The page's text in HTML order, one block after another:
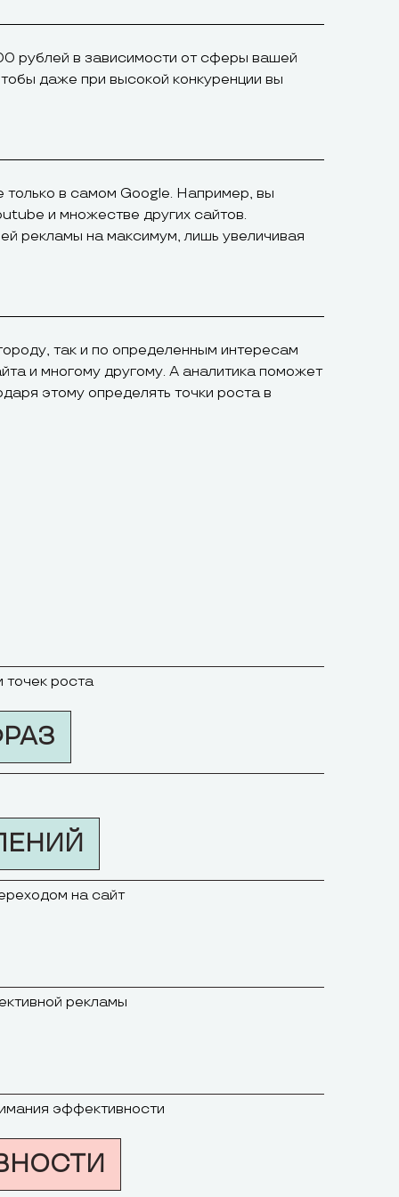
рублей в зависимости от сферы вашей
даже при высокой конкуренции вы
только в самом Google. Например, вы
и множестве других сайтов.
рекламы на максимум, лишь увеличивая
так и по определенным интересам
и многому другому. А аналитика поможет
этому определять точки роста в
точек роста
на сайт
рекламы
эффективности